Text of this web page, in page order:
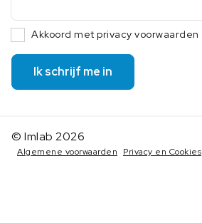
Akkoord met privacy voorwaarden
Ik schrijf me in
© Imlab 2026
Algemene voorwaarden Privacy en Cookies